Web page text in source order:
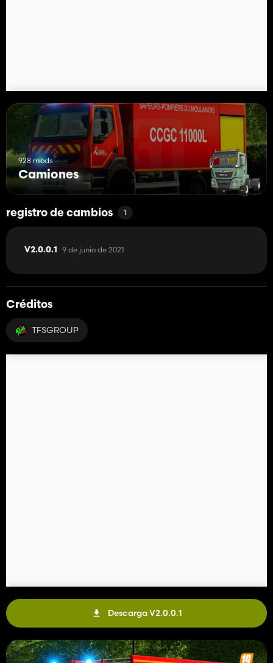
928 mods
Camiones
registro de cambios 1
V2.0.0.1 9 de junio de 2021
Créditos
TFSGROUP
Descarga V2.0.0.1